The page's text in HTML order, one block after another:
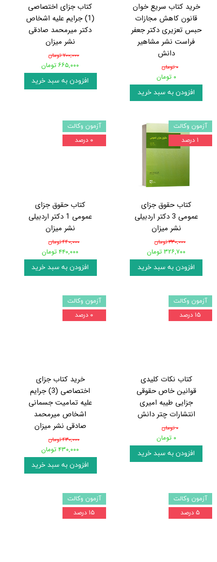
خرید کتاب سریع خوان
قانون کاهش مجازات
حبس تعزیری دکتر جعفر
فراست نشر مشاهیر
دانش
۰ تومان
۰ تومان
افزودن به سبد خرید
کتاب جزای اختصاصی
(1) جرایم علیه اشخاص
دکتر میرمحمد صادقی
نشر میزان
۷۰۰,۰۰۰ تومان
۶۶۵,۰۰۰ تومان
افزودن به سبد خرید
کتاب حقوق جزای
عمومی 3 دکتر اردبیلی
نشر میزان
۳۳۰,۰۰۰ تومان
۳۲۶,۷۰۰ تومان
افزودن به سبد خرید
آزمون وکالت
۱ درصد
کتاب حقوق جزای
عمومی 1 دکتر اردبیلی
نشر میزان
۴۴۰,۰۰۰ تومان
۴۴۰,۰۰۰ تومان
افزودن به سبد خرید
آزمون وکالت
۰ درصد
کتاب نکات کلیدی
قوانین خاص حقوقی
جزایی طیبه امیری
انتشارات چتر دانش
۰ تومان
۰ تومان
افزودن به سبد خرید
آزمون وکالت
۱۵ درصد
خرید کتاب جزای
اختصاصی (3) جرایم
علیه تمامیت جسمانی
اشخاص میرمحمد
صادقی نشر میزان
۴۳۰,۰۰۰ تومان
۴۳۰,۰۰۰ تومان
افزودن به سبد خرید
آزمون وکالت
۰ درصد
آزمون وکالت
۵ درصد
آزمون وکالت
۱۵ درصد